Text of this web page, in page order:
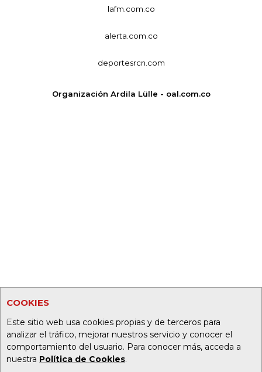
COOKIES
Este sitio web usa cookies propias y de terceros para
analizar el tráfico, mejorar nuestros servicio y conocer el
comportamiento del usuario. Para conocer más, acceda a
nuestra Política de Cookies.
lafm.com.co
alerta.com.co
deportesrcn.com
Organización Ardila Lülle - oal.com.co